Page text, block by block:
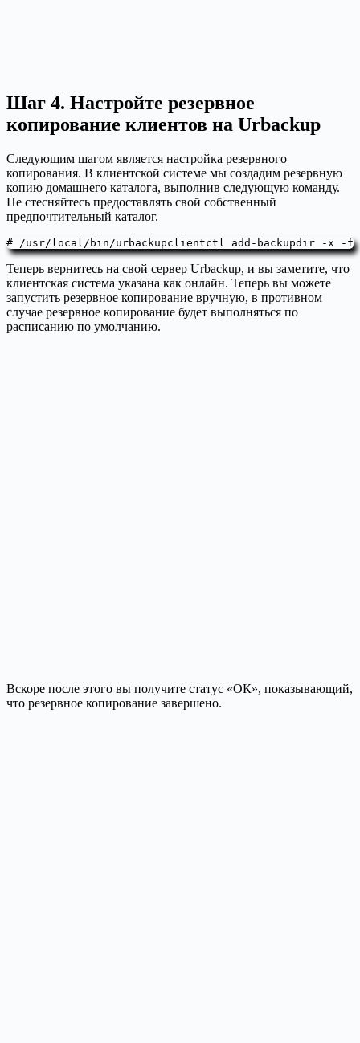
Шаг 4. Настройте резервное
копирование клиентов на Urbackup
Следующим шагом является настройка резервного
копирования. В клиентской системе мы создадим резервную
копию домашнего каталога, выполнив следующую команду.
Не стесняйтесь предоставлять свой собственный
предпочтительный каталог.
# /usr/local/bin/urbackupclientctl add-backupdir -x -f
Теперь вернитесь на свой сервер Urbackup, и вы заметите, что
клиентская система указана как онлайн. Теперь вы можете
запустить резервное копирование вручную, в противном
случае резервное копирование будет выполняться по
расписанию по умолчанию.
Вскоре после этого вы получите статус «ОК», показывающий,
что резервное копирование завершено.